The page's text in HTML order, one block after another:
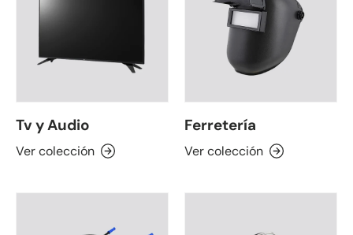
Tv y Audio
Ver colección
Ferretería
Ver colección